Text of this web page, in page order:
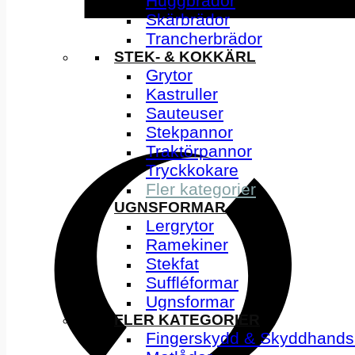
Skärbrädor
Trancherbrädor
STEK- & KOKKÄRL
Grytor
Kastruller
Sauteuser
Stekpannor
Traktörpannor
Tryckkokare
Fler kategorier
UGNSFORMAR
Lergrytor
Ramekiner
Stekfat
Suffléformar
Ugnsformar
FLER KATEGORIER
Fingerskydd &